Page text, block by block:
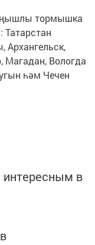
тормышка
Татарстан
Архангельск,
Магадан, Вологда
һәм Чечен
в